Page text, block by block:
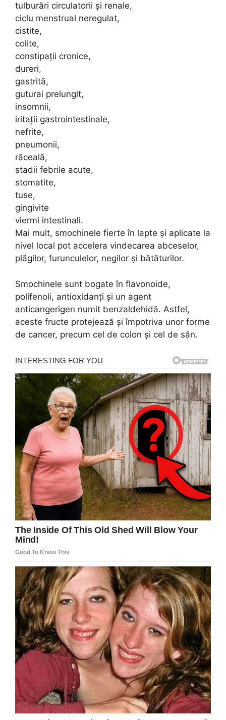
tulburări circulatorii şi renale,
ciclu menstrual neregulat,
cistite,
colite,
constipaţii cronice,
dureri,
gastrită,
guturai prelungit,
insomnii,
iritaţii gastrointestinale,
nefrite,
pneumonii,
răceală,
stadii febrile acute,
stomatite,
tuse,
gingivite
viermi intestinali.
Mai mult, smochinele fierte în lapte şi aplicate la
nivel local pot accelera vindecarea abceselor,
plăgilor, furunculelor, negilor și bătăturilor.
Smochinele sunt bogate în flavonoide,
polifenoli, antioxidanţi și un agent
anticangerigen numit benzaldehidă. Astfel,
aceste fructe protejează şi împotriva unor forme
de cancer, precum cel de colon şi cel de sân.